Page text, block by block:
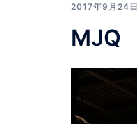
2017年9月24日
MJQ